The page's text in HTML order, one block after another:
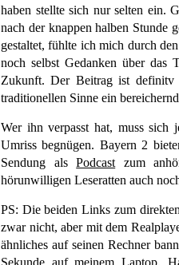
haben stellte sich nur selten ein.
nach der knappen halben Stunde
gestaltet, fühlte ich mich durch
noch selbst Gedanken über das
Zukunft. Der Beitrag ist definitv
traditionellen Sinne ein
Wer ihn verpasst hat, muss sich
Umriss begnügen. Bayern 2
Sendung alsPodcast zum
hörunwilligen Leseratten auch
PS: Die beiden Links zum
zwar nicht, aber mit dem
ähnliches auf seinen Rechner
Sekunde auf meinem Laptop.